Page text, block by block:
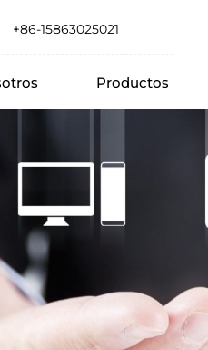
+86-15863025021
Productos